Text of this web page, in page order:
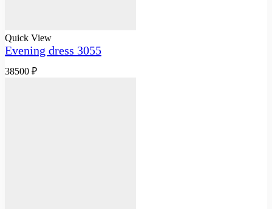
Quick View
Evening dress 3055
38500 ₽